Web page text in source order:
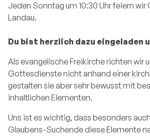
Jeden Sonntag um 10:30 Uhr feiern
Landau.
Du bist herzlich dazu eingeladen
Als evangelische Freikirche richten wir
Gottesdienste nicht anhand einer
gestalten sie aber sehr bewusst mit
inhaltlichen Elementen.
Uns ist es wichtig, dass besonders
Glaubens-Suchende diese Elemente